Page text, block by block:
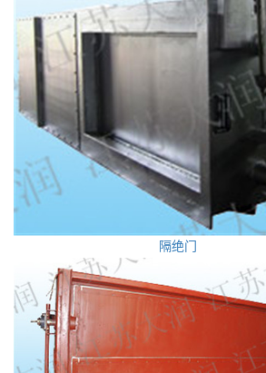
隔绝门